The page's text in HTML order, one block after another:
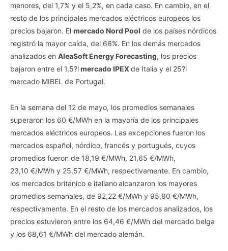
menores, del 1,7% y el 5,2%, en cada caso. En cambio, en el
resto de los principales mercados eléctricos europeos los
precios bajaron. El mercado Nord Pool de los países nórdicos
registró la mayor caída, del 66%. En los demás mercados
analizados en AleaSoft Energy Forecasting, los precios
bajaron entre el 1,5?lmercado IPEXde Italia y el 25?l
mercado MIBEL de Portugal.
En la semana del 12 de mayo, los promedios semanales
superaron los 60 €/MWh en la mayoría de los principales
mercados eléctricos europeos. Las excepciones fueron los
mercados español, nórdico, francés y portugués, cuyos
promedios fueron de 18,19 €/MWh, 21,65 €/MWh,
23,10 €/MWh y 25,57 €/MWh, respectivamente. En cambio,
los mercados británico e italianoalcanzaron los mayores
promedios semanales, de 92,22 €/MWh y 95,80 €/MWh,
respectivamente. En el resto de los mercados analizados, los
precios estuvieron entre los 64,46 €/MWh del mercado belga
y los 68,61 €/MWh del mercado alemán.